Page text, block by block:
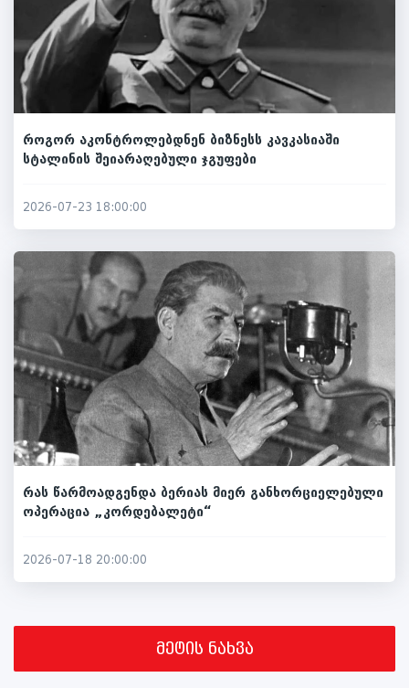
როგორ აკონტროლებდნენ ბიზნესს კავკასიაში
სტალინის შეიარაღებული ჯგუფები
2026-07-23 18:00:00
რას წარმოადგენდა ბერიას მიერ განხორციელებული
ოპერაცია „კორდებალეტი“
2026-07-18 20:00:00
მეტის ნახვა